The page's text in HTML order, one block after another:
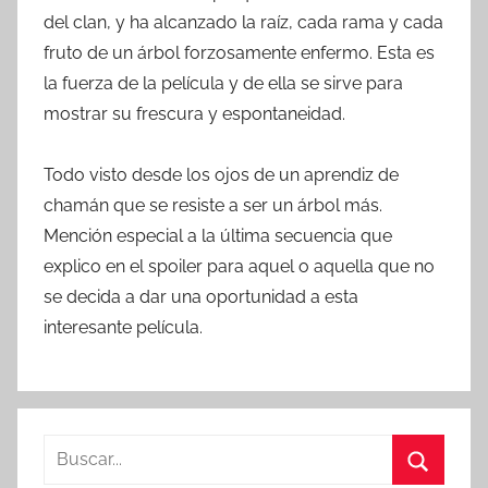
del clan, y ha alcanzado la raíz, cada rama y cada
fruto de un árbol forzosamente enfermo. Esta es
la fuerza de la película y de ella se sirve para
mostrar su frescura y espontaneidad.
Todo visto desde los ojos de un aprendiz de
chamán que se resiste a ser un árbol más.
Mención especial a la última secuencia que
explico en el spoiler para aquel o aquella que no
se decida a dar una oportunidad a esta
interesante película.